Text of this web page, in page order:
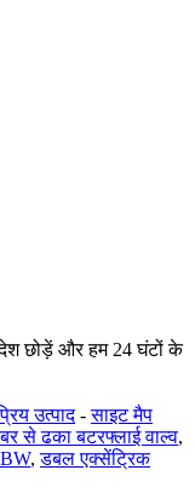
छोड़ें और हम 24 घंटों के
उत्पाद-साइट मैप
से ढका बटरफ्लाई वाल्व,
,डबल एक्सेंट्रिक